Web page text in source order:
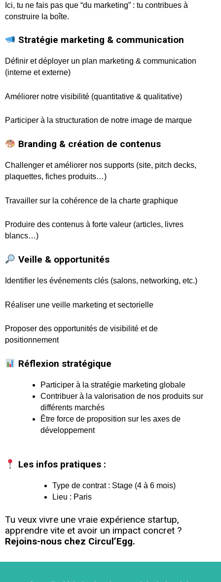
Ici, tu ne fais pas que “du marketing” : tu contribues à
construire la boîte.
Stratégie marketing & communication
Définir et déployer un plan marketing & communication
(interne et externe)
Améliorer notre visibilité (quantitative & qualitative)
Participer à la structuration de notre image de marque
Branding & création de contenus
Challenger et améliorer nos supports (site, pitch decks,
plaquettes, fiches produits…)
Travailler sur la cohérence de la charte graphique
Produire des contenus à forte valeur (articles, livres
blancs…)
Veille & opportunités
Identifier les événements clés (salons, networking, etc.)
Réaliser une veille marketing et sectorielle
Proposer des opportunités de visibilité et de
positionnement
Réflexion stratégique
Participer à la stratégie marketing globale
Contribuer à la valorisation de nos produits sur
différents marchés
Être force de proposition sur les axes de
développement
Les infos pratiques :
Type de contrat : Stage (4 à 6 mois)
Lieu : Paris
Tu veux vivre une vraie expérience startup,
apprendre vite et avoir un impact concret ?
Rejoins-nous chez Circul’Egg.